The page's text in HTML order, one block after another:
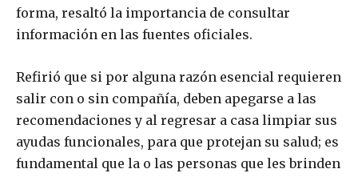
forma, resaltó la importancia de consultar
información en las fuentes oficiales.
Refirió que si por alguna razón esencial requieren
salir con o sin compañía, deben apegarse a las
recomendaciones y al regresar a casa limpiar sus
ayudas funcionales, para que protejan su salud; es
fundamental que la o las personas que les brinden